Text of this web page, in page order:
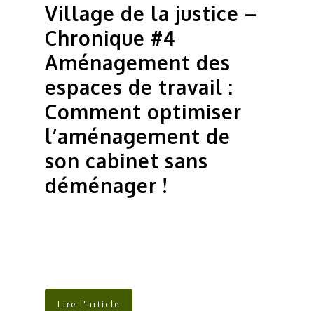
Village de la justice –
Chronique #4
Aménagement des
espaces de travail :
Comment optimiser
l’aménagement de
son cabinet sans
déménager !
Lire l'article